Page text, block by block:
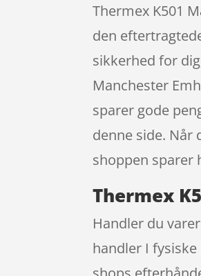
Thermex K501
den
sikkerhed for
Manchester
sparer gode
denne side. Når
shoppen sparer
Thermex
Handler du
handler I